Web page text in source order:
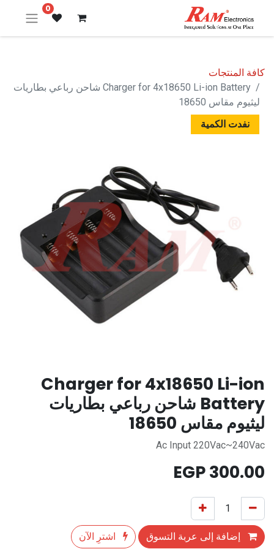
0
كافة المنتجات
Charger for 4x18650 Li-ion Battery شاحن رباعي بطاريات
ليثيوم مقاس 18650
نفدت الكمية
Charger for 4x18650 Li-ion
Battery شاحن رباعي بطاريات
ليثيوم مقاس 18650
Ac Input 220Vac~240Vac
300.00
إضافة إلى عربة التسوق اشترِ الآن